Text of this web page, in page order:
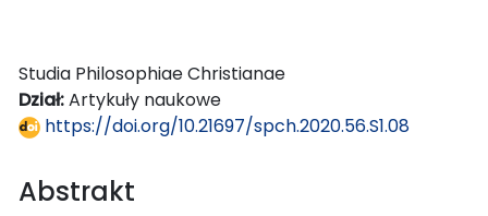
Studia Philosophiae Christianae
Dział:Artykuły naukowe
https://doi.org/10.21697/spch.2020.56.S1.08
Abstrakt